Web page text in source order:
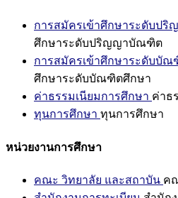
การสมัครเข้าศึกษาระดับป
ศึกษาระดับปริญญาบัณฑิต
การสมัครเข้าศึกษาระดับบัณ
ศึกษาระดับบัณฑิตศึกษา
ค่าธรรมเนียมการศึกษา ค่าธ
ทุนการศึกษา ทุนการศึกษา
หน่วยงานการศึกษา
คณะ วิทยาลัย และสถาบัน ค